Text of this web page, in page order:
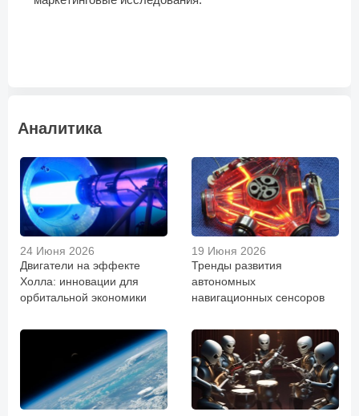
Аналитика
24 Июня 2026
Двигатели на эффекте
Холла: инновации для
орбитальной экономики
19 Июня 2026
Тренды развития
автономных
навигационных сенсоров